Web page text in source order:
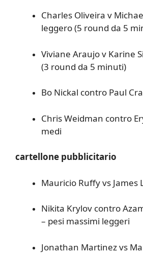
Charles Oliveira v
leggero (5 round da 5
Viviane Araujo v Karine
(3 round da 5 minuti)
Bo Nickal contro Paul
Chris Weidman contro
medi
cartellone pubblicitario
Mauricio Ruffy vs James
Nikita Krylov contro
– pesi massimi leggeri
Jonathan Martinez vs